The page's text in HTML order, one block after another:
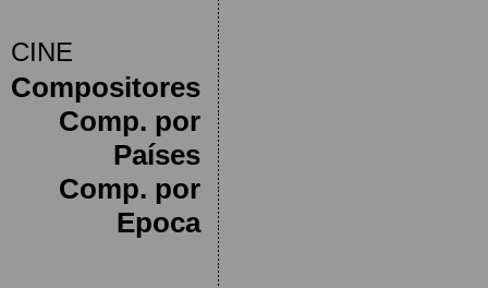
CINE
Compositores
Comp. por
Países
Comp. por
Epoca